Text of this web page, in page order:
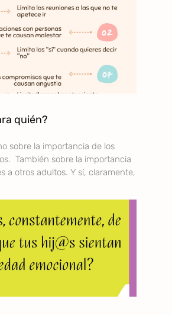
quién?
sobre la importancia de los
También sobre la importancia
a otros adultos. Y sí, claramente,